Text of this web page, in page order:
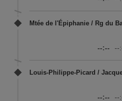
Mtée de l'Épiphanie / Rg du
--:-- --
Louis-Philippe-Picard /
--:-- --